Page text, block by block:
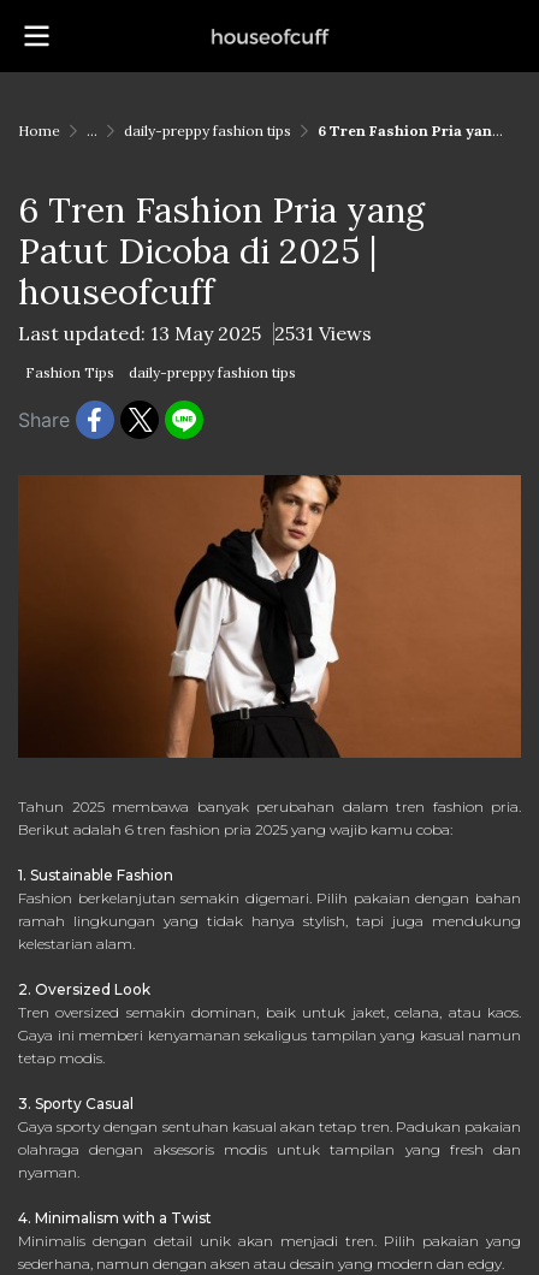
Home ... daily-preppy fashion tips 6 Tren Fashion Pria yang Patut Dicoba di 2025 | houseofcuff
6 Tren Fashion Pria yang
Patut Dicoba di 2025 |
houseofcuff
Last updated: 13 May 2025 2531 Views
Fashion Tips daily-preppy fashion tips
Share
Tahun 2025 membawa banyak perubahan dalam tren fashion pria.
Berikut adalah 6 tren fashion pria 2025 yang wajib kamu coba:
1. Sustainable Fashion
Fashion berkelanjutan semakin digemari. Pilih pakaian dengan bahan
ramah lingkungan yang tidak hanya stylish, tapi juga mendukung
kelestarian alam.
2. Oversized Look
Tren oversized semakin dominan, baik untuk jaket, celana, atau kaos.
Gaya ini memberi kenyamanan sekaligus tampilan yang kasual namun
tetap modis.
3. Sporty Casual
Gaya sporty dengan sentuhan kasual akan tetap tren. Padukan pakaian
olahraga dengan aksesoris modis untuk tampilan yang fresh dan
nyaman.
4. Minimalism with a Twist
Minimalis dengan detail unik akan menjadi tren. Pilih pakaian yang
sederhana, namun dengan aksen atau desain yang modern dan edgy.